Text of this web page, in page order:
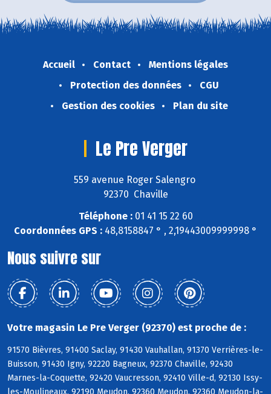
Accueil Contact
Mentions légales
Protection des données
CGU
Gestion des cookies
Plan du site
Le Pre Verger
559 avenue Roger Salengro
92370 Chaville
Téléphone :01 41 15 22 60
Coordonnées GPS : 48,8158847 ° , 2,19443009999998 °
Nous suivre sur
Votre magasin Le Pre Verger (92370) est proche de :
91570 Bièvres, 91400 Saclay, 91430 Vauhallan, 91370 Verrières-le-
Buisson, 91430 Igny, 92220 Bagneux, 92370 Chaville, 92430
Marnes-la-Coquette, 92420 Vaucresson, 92410 Ville-d, 92130 Issy-